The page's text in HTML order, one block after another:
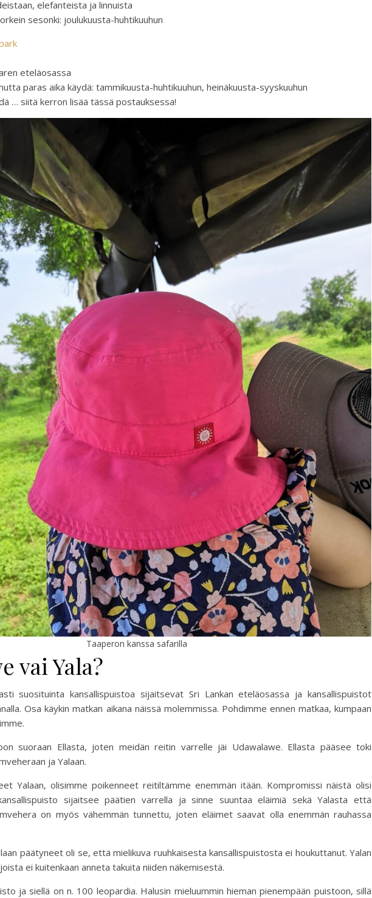
elefanteista ja linnuista
sesonki: joulukuusta-huhtikuuhun
eteläosassa
paras aika käydä: tammikuusta-huhtikuuhun, heinäkuusta-syyskuuhun
… siitä kerron lisää tässä postauksessa!
Taaperon kanssa safarilla
vai Yala?
suosituinta kansallispuistoa sijaitsevat Sri Lankan eteläosassa ja kansallispuistot
Osa käykin matkan aikana näissä molemmissa. Pohdimme ennen matkaa, kumpaan
suoraan Ellasta, joten meidän reitin varrelle jäi Udawalawe. Ellasta pääsee toki
ja Yalaan.
Yalaan, olisimme poikenneet reitiltämme enemmän itään. Kompromissi näistä olisi
sijaitsee päätien varrella ja sinne suuntaa eläimiä sekä Yalasta että
on myös vähemmän tunnettu, joten eläimet saavat olla enemmän rauhassa
päätyneet oli se, että mielikuva ruuhkaisesta kansallispuistosta ei houkuttanut. Yalan
ei kuitenkaan anneta takuita niiden näkemisestä.
ja siellä on n. 100 leopardia. Halusin mieluummin hieman pienempään puistoon, sillä